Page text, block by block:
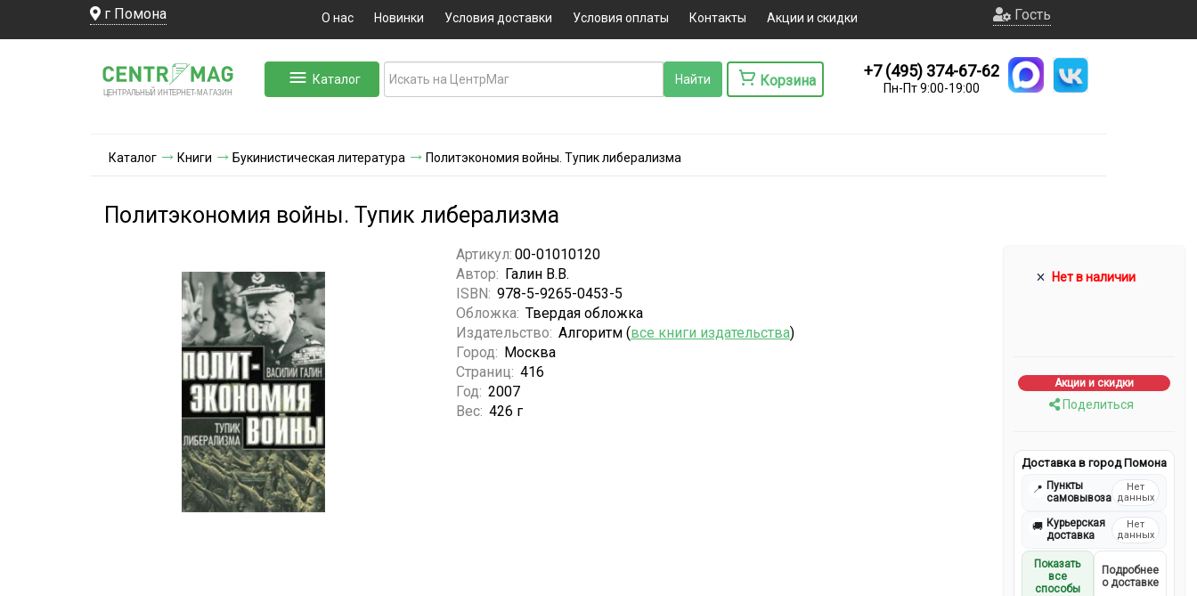
г Помона О нас Новинки Условия доставки Условия оплаты Контакты Акции и скидки Гость
ЦЕНТРАЛЬНЫЙ ИНТЕРНЕТ-МА ГАЗИН
Каталог Корзина
+7 (495) 374-67-62
Пн-Пт 9:00-19:00
Каталог Книги Букинистическая литература Политэкономия войны. Тупик либерализма
Политэкономия войны. Тупик либерализма
Нет в наличии
Акции и скидки
Поделиться
Доставка в город Помона
📍 Пункты
самовывоза
Нет
данных
🚚 Курьерская
доставка
Нет
данных
Показать
все
способы
Подробнее
о доставке
Артикул: 00-01010120
Автор: Галин В.В.
ISBN: 978-5-9265-0453-5
Обложка: Твердая обложка
Издательство: Алгоритм (все книги издательства)
Город: Москва
Страниц: 416
Год: 2007
Вес: 426 г